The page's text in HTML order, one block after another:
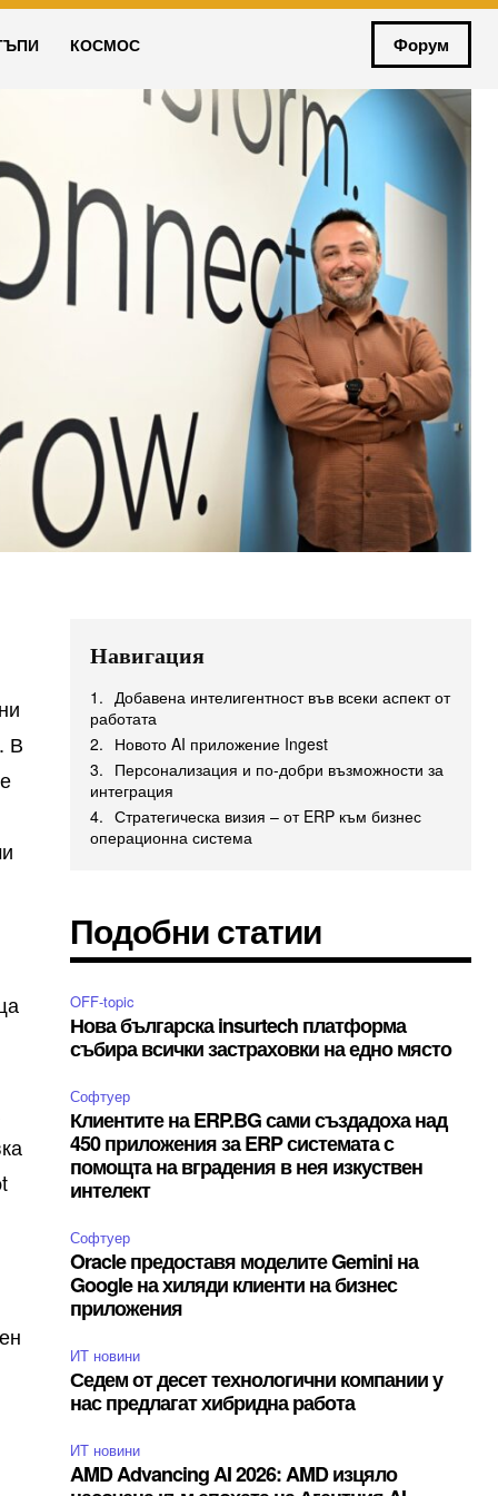
КОСМОС Форум
В
Навигация
Добавена интелигентност във всеки аспект от
работата
Новото AI приложение Ingest
Персонализация и по-добри възможности за
интеграция
Стратегическа визия – от ERP към бизнес
операционна система
Подобни статии
OFF-topic
Нова българска insurtech платформа
събира всички застраховки на едно място
Софтуер
Клиентите на ERP.BG сами създадоха над
450 приложения за ERP системата с
помощта на вградения в нея изкуствен
интелект
Софтуер
Oracle предоставя моделите Gemini на
Google на хиляди клиенти на бизнес
приложения
ИТ новини
Седем от десет технологични компании у
нас предлагат хибридна работа
ИТ новини
AMD Advancing AI 2026: AMD изцяло